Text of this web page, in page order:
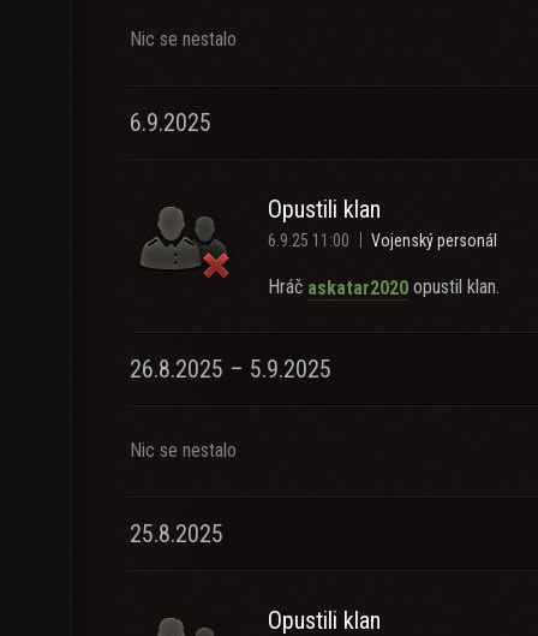
Nic se nestalo
6.9.2025
Opustili klan
6.9.25 11:00 Vojenský personál
Hráč askatar2020 opustil klan.
26.8.2025 – 5.9.2025
Nic se nestalo
25.8.2025
Opustili klan